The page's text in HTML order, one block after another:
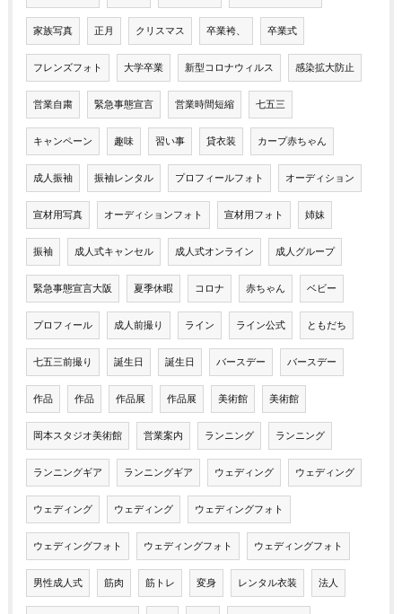
家族写真 正月 クリスマス 卒業袴、 卒業式
フレンズフォト 大学卒業 新型コロナウィルス 感染拡大防止
営業自粛 緊急事態宣言 営業時間短縮 七五三
キャンペーン 趣味 習い事 貸衣装 カープ赤ちゃん
成人振袖 振袖レンタル プロフィールフォト オーディション
宣材用写真 オーディションフォト 宣材用フォト 姉妹
振袖 成人式キャンセル 成人式オンライン 成人グループ
緊急事態宣言大阪 夏季休暇 コロナ 赤ちゃん ベビー
プロフィール 成人前撮り ライン ライン公式 ともだち
七五三前撮り 誕生日 誕生日 バースデー バースデー
作品 作品 作品展 作品展 美術館 美術館
岡本スタジオ美術館 営業案内 ランニング ランニング
ランニングギア ランニングギア ウェディング ウェディング
ウェディング ウェディング ウェディングフォト
ウェディングフォト ウェディングフォト ウェディングフォト
男性成人式 筋肉 筋トレ 変身 レンタル衣装 法人